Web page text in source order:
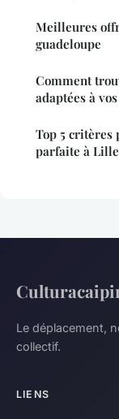
Meilleures
guadeloupe
Comment
adaptées à
Top 5 critères
parfaite à Lille
Le déplacement,
collectif.
LIENS